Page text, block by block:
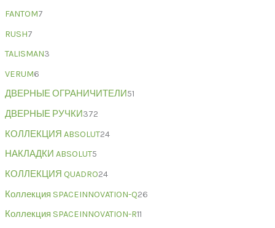
FANTOM7
RUSH7
TALISMAN3
VERUM6
ДВЕРНЫЕ ОГРАНИЧИТЕЛИ51
ДВЕРНЫЕ РУЧКИ372
КОЛЛЕКЦИЯ ABSOLUT24
НАКЛАДКИ ABSOLUT5
КОЛЛЕКЦИЯ QUADRO24
Коллекция SPACEINNOVATION-Q26
Коллекция SPACEINNOVATION-R11